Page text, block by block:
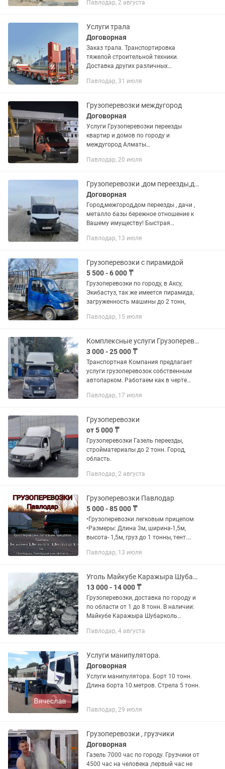
грунт, отходы после ремонта, ветки,
Павлодар, 2 августа
Услуги трала
Договорная
Заказ трала. Транспортировка
тяжелой строительной техники.
Доставка других различных
Городские и междугородные доставки.
Высокорамные и...
Павлодар, 31 июля
Грузоперевозки междугород
Договорная
Услуги Грузоперевозки переезды
квартир и домов по городу и
междугород Алматы
Возможно по СНГ Газель с объемом 34
грузоподъемность до...
Павлодар, 20 июля
Грузоперевозки ,дом переезды,дачи ,город межгород, 6 метровый груз и тп.
Договорная
Город,межгород,дом переезды , дачи ,
металло базы бережное отношение к
Вашему имуществу! Быстрая
Павлодар, 13 июля
Грузоперевозки с пирамидой
5 500 - 6 000 ₸
Грузоперевозки по городу, в Аксу,
Экибастуз, так же имеется пирамида,
загруженность машины до 2 тонн,
Павлодар, 15 июля
Комплексные услуги Грузоперевозок
3 000 - 25 000 ₸
Транспортная Компания предлагает
услуги грузоперевозок собственным
автопарком. Работаем как в черте
России. Перевозки от 1 кг до 20 тонн.
Павлодар, 17 июля
Грузоперевозки
от 5 000 ₸
Грузоперевозки Газель переезды,
стройматериалы до 2 тонн. Город,
область.
Павлодар, 2 августа
Грузоперевозки Павлодар
5 000 - 85 000 ₸
•Грузоперевозки легковым прицепом
•Размеры: Длина 3м, ширина-1,5м,
высота- 1,5м, груз до 1 тонны, тент.
область
Павлодар, 13 июля
Уголь Майкубе Каражыра Шубаркуль Сарыколь Экибастуз
13 000 - 14 000 ₸
Грузоперевозки, доставка по городу и
по области от 1 до 8 тонн. В наличии:
Майкубе Каражыра Шубарколь
наличии имеется. Уточните
Павлодар, 4 августа
Услуги манипулятора.
Договорная
Услуги манипулятора. Борт 10 тонн.
Длина борта 10.метров. Стрела 5 тонн.
Павлодар, 29 июля
Грузоперевозки , грузчики
Договорная
Газель 7000 час по городу. Грузчики от
4500 час на человека ,первый час не